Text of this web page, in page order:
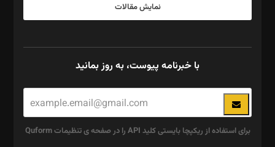
نمایش مقالات
با خبرنامه پیوست، به روز بمانید
برای استفاده از ریکپچا بایستی کلید API را در صفحه ی تنظیمات Quform